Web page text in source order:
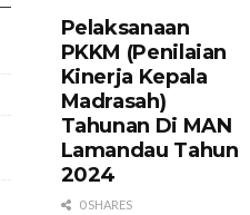
Pelaksanaan
PKKM (Penilaian
Kinerja Kepala
Madrasah)
Tahunan Di MAN
Lamandau Tahun
2024
0 SHARES